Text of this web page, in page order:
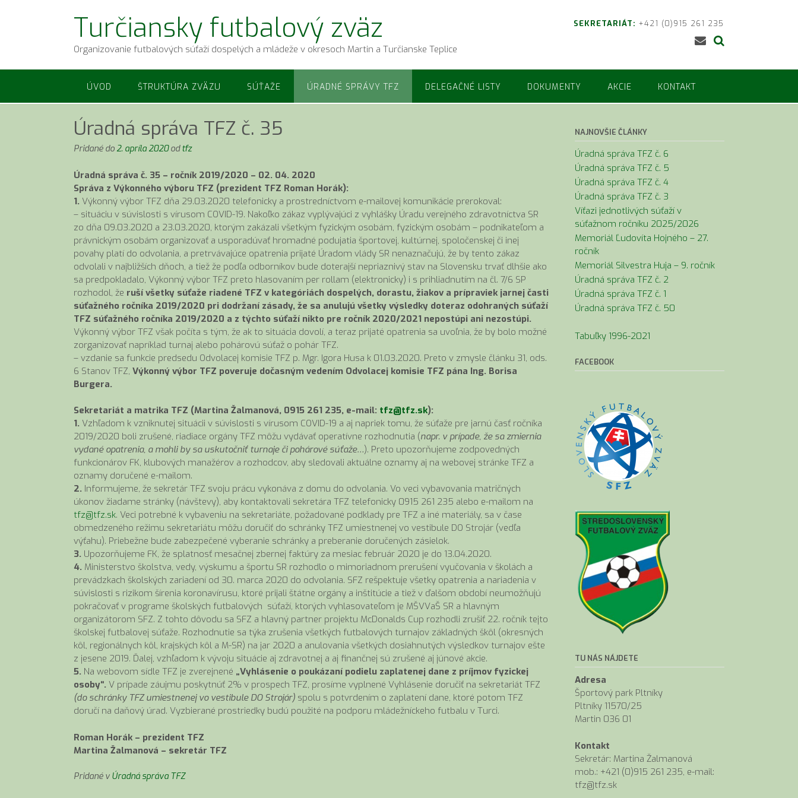
Turčiansky futbalový zväz
Organizovanie futbalových súťaží dospelých a mládeže v okresoch Martin a Turčianske Teplice
SEKRETARIÁT: +421 (0)915 261 235
ÚVOD ŠTRUKTÚRA ZVÄZU SÚŤAŽE ÚRADNÉ SPRÁVY TFZ DELEGAČNÉ LISTY DOKUMENTY AKCIE KONTAKT
Úradná správa TFZ č. 35
Pridané do2. apríla 2020odtfz
Úradná správa č. 35 – ročník 2019/2020 – 02. 04. 2020
Správa z Výkonného výboru TFZ (prezident TFZ Roman Horák):
1. Výkonný výbor TFZ dňa 29.03.2020 telefonicky a prostredníctvom e-mailovej komunikácie prerokoval:
– situáciu v súvislosti s vírusom COVID-19. Nakoľko zákaz vyplývajúci z vyhlášky Úradu verejného zdravotníctva SR
zo dňa 09.03.2020 a 23.03.2020, ktorým zakázali všetkým fyzickým osobám, fyzickým osobám – podnikateľom a
právnickým osobám organizovať a usporadúvať hromadné podujatia športovej, kultúrnej, spoločenskej či inej
povahy platí do odvolania, a pretrvávajúce opatrenia prijaté Úradom vlády SR nenaznačujú, že by tento zákaz
odvolali v najbližších dňoch, a tiež že podľa odborníkov bude doterajší nepriaznivý stav na Slovensku trvať dlhšie ako
sa predpokladalo, Výkonný výbor TFZ preto hlasovaním per rollam (elektronicky) i s prihliadnutím na čl. 7/6 SP
rozhodol, že ruší všetky súťaže riadené TFZ v kategóriách dospelých, dorastu, žiakov a prípraviek jarnej časti
súťažného ročníka 2019/2020 pri dodržaní zásady, že sa anulujú všetky výsledky doteraz odohraných súťaží
TFZ súťažného ročníka 2019/2020 a z týchto súťaží nikto pre ročník 2020/2021 nepostúpi ani nezostúpi.
Výkonný výbor TFZ však počíta s tým, že ak to situácia dovolí, a teraz prijaté opatrenia sa uvoľnia, že by bolo možné
zorganizovať napríklad turnaj alebo pohárovú súťaž o pohár TFZ.
– vzdanie sa funkcie predsedu Odvolacej komisie TFZ p. Mgr. Igora Husa k 01.03.2020. Preto v zmysle článku 31, ods.
6 Stanov TFZ, Výkonný výbor TFZ poveruje dočasným vedením Odvolacej komisie TFZ pána Ing. Borisa
Burgera.
Sekretariát a matrika TFZ (Martina Žalmanová, 0915 261 235, e-mail: tfz@tfz.sk):
1. Vzhľadom k vzniknutej situácii v súvislosti s vírusom COVID-19 a aj napriek tomu, že súťaže pre jarnú časť ročníka
2019/2020 boli zrušené, riadiace orgány TFZ môžu vydávať operatívne rozhodnutia (napr. v prípade, že sa zmiernia
vydané opatrenia, a mohli by sa uskutočniť turnaje či pohárové súťaže…). Preto upozorňujeme zodpovedných
funkcionárov FK, klubových manažérov a rozhodcov, aby sledovali aktuálne oznamy aj na webovej stránke TFZ a
oznamy doručené e-mailom.
2. Informujeme, že sekretár TFZ svoju prácu vykonáva z domu do odvolania. Vo veci vybavovania matričných
úkonov žiadame stránky (návštevy), aby kontaktovali sekretára TFZ telefonicky 0915 261 235 alebo e-mailom na
tfz@tfz.sk. Veci potrebné k vybaveniu na sekretariáte, požadované podklady pre TFZ a iné materiály, sa v čase
obmedzeného režimu sekretariátu môžu doručiť do schránky TFZ umiestnenej vo vestibule DO Strojár (vedľa
výťahu). Priebežne bude zabezpečené vyberanie schránky a preberanie doručených zásielok.
3. Upozorňujeme FK, že splatnosť mesačnej zbernej faktúry za mesiac február 2020 je do 13.04.2020.
4. Ministerstvo školstva, vedy, výskumu a športu SR rozhodlo o mimoriadnom prerušení vyučovania v školách a
prevádzkach školských zariadení od 30. marca 2020 do odvolania. SFZ rešpektuje všetky opatrenia a nariadenia v
súvislosti s rizikom šírenia koronavírusu, ktoré prijali štátne orgány a inštitúcie a tiež v ďalšom období neumožňujú
pokračovať v programe školských futbalových súťaží, ktorých vyhlasovateľom je MŠVVaŠ SR a hlavným
organizátorom SFZ. Z tohto dôvodu sa SFZ a hlavný partner projektu McDonalds Cup rozhodli zrušiť 22. ročník tejto
školskej futbalovej súťaže. Rozhodnutie sa týka zrušenia všetkých futbalových turnajov základných škôl (okresných
kôl, regionálnych kôl, krajských kôl a M-SR) na jar 2020 a anulovania všetkých dosiahnutých výsledkov turnajov ešte
z jesene 2019. Ďalej, vzhľadom k vývoju situácie aj zdravotnej a aj finančnej sú zrušené aj júnové akcie.
5. Na webovom sídle TFZ je zverejnené „Vyhlásenie o poukázaní podielu zaplatenej dane z príjmov fyzickej
osoby“. V prípade záujmu poskytnúť 2% v prospech TFZ, prosíme vyplnené Vyhlásenie doručiť na sekretariát TFZ
(do schránky TFZ umiestnenej vo vestibule DO Strojár) spolu s potvrdením o zaplatení dane, ktoré potom TFZ
doručí na daňový úrad. Vyzbierané prostriedky budú použité na podporu mládežníckeho futbalu v Turci.
Roman Horák – prezident TFZ
Martina Žalmanová – sekretár TFZ
Pridané v Úradná správa TFZ
NAJNOVŠIE ČLÁNKY
Úradná správa TFZ č. 6
Úradná správa TFZ č. 5
Úradná správa TFZ č. 4
Úradná správa TFZ č. 3
Víťazi jednotlivých súťaží v
súťažnom ročníku 2025/2026
Memoriál Ľudovíta Hojného – 27.
ročník
Memoriál Silvestra Huja – 9. ročník
Úradná správa TFZ č. 2
Úradná správa TFZ č. 1
Úradná správa TFZ č. 50
Tabuľky 1996-2021
FACEBOOK
TU NÁS NÁJDETE
Adresa
Športový park Pltníky
Pltníky 11570/25
Martin 036 01
Kontakt
Sekretár: Martina Žalmanová
mob.: +421 (0)915 261 235, e-mail:
tfz@tfz.sk